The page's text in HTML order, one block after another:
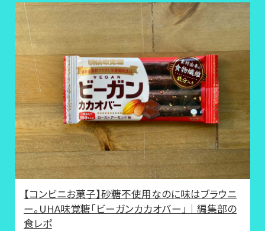
【コンビニお菓子】砂糖不使用なのに味はブラウニ
ー。UHA味覚糖「ビーガンカカオバー」｜編集部の
食レポ